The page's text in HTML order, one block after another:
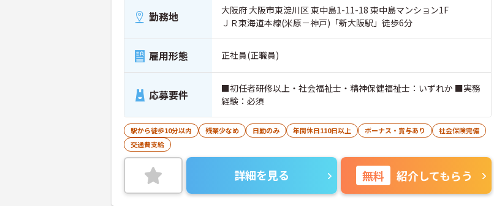
勤務地
大阪府 大阪市東淀川区 東中島1-11-18 東中島マンション1F
ＪＲ東海道本線(米原－神戸)「新大阪駅」徒歩6分
雇用形態 正社員(正職員)
応募要件
■初任者研修以上・社会福祉士・精神保健福祉士：いずれか ■実務
経験：必須
駅から徒歩10分以内 残業少なめ 日勤のみ 年間休日110日以上 ボーナス・賞与あり
社会保険完備
交通費支給
詳細を見る 無料 紹介してもらう